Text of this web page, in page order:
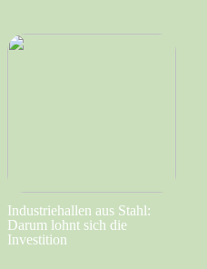
Industriehallen aus Stahl:
Darum lohnt sich die
Investition